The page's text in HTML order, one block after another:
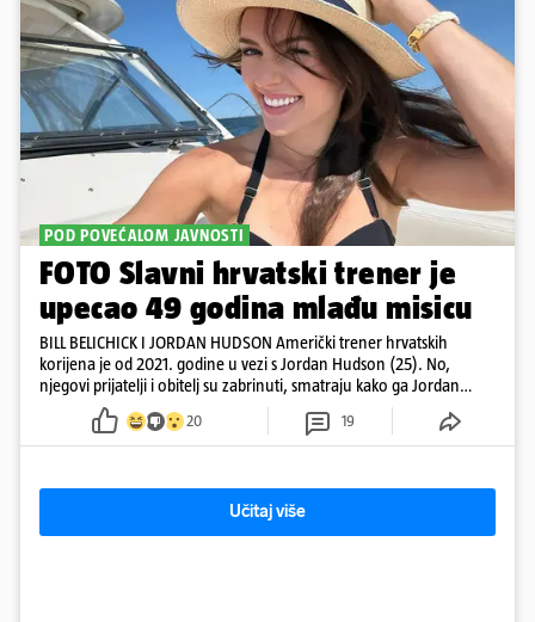
POD POVEĆALOM JAVNOSTI
FOTO Slavni hrvatski trener je
upecao 49 godina mlađu misicu
BILL BELICHICK I JORDAN HUDSON Američki trener hrvatskih
korijena je od 2021. godine u vezi s Jordan Hudson (25). No,
njegovi prijatelji i obitelj su zabrinuti, smatraju kako ga Jordan
kontrolira
20 19
Učitaj više